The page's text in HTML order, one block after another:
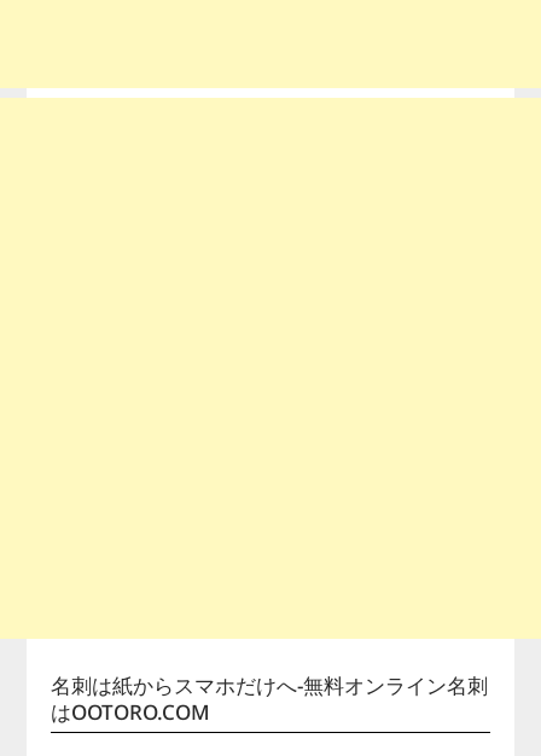
名刺は紙からスマホだけへ-無料オンライン名刺
はOOTORO.COM